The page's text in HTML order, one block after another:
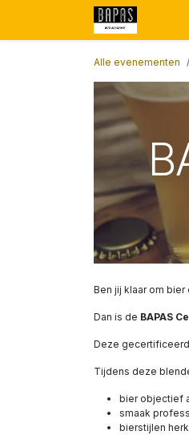
Overslaan naar inhoud
Alle evenementen
Ben jij klaar om
Dan is de BAPAS
Deze
Tijdens deze
bier objectief
smaak
bierstijlen